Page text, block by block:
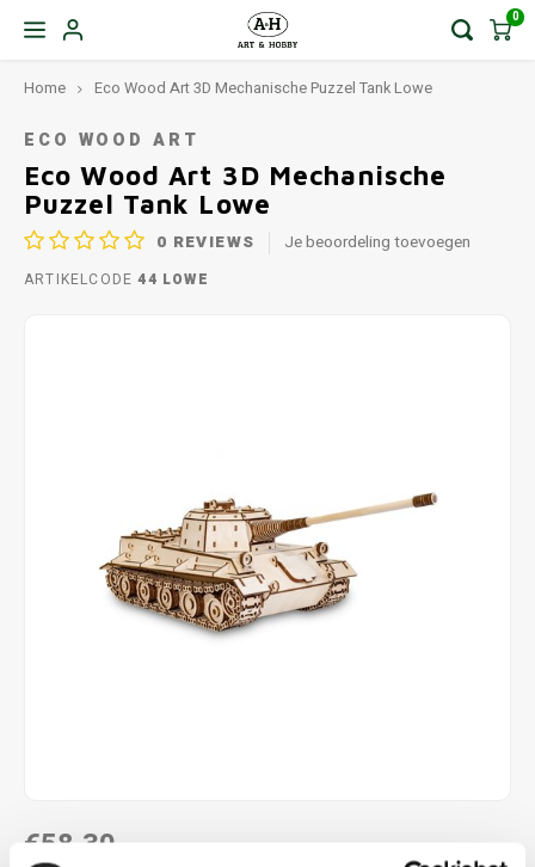
0
Home Eco Wood Art 3D Mechanische Puzzel Tank Lowe
ECO WOOD ART
Eco Wood Art 3D Mechanische
Puzzel Tank Lowe
0 REVIEWS Je beoordeling toevoegen
ARTIKELCODE 44 LOWE
€58,30